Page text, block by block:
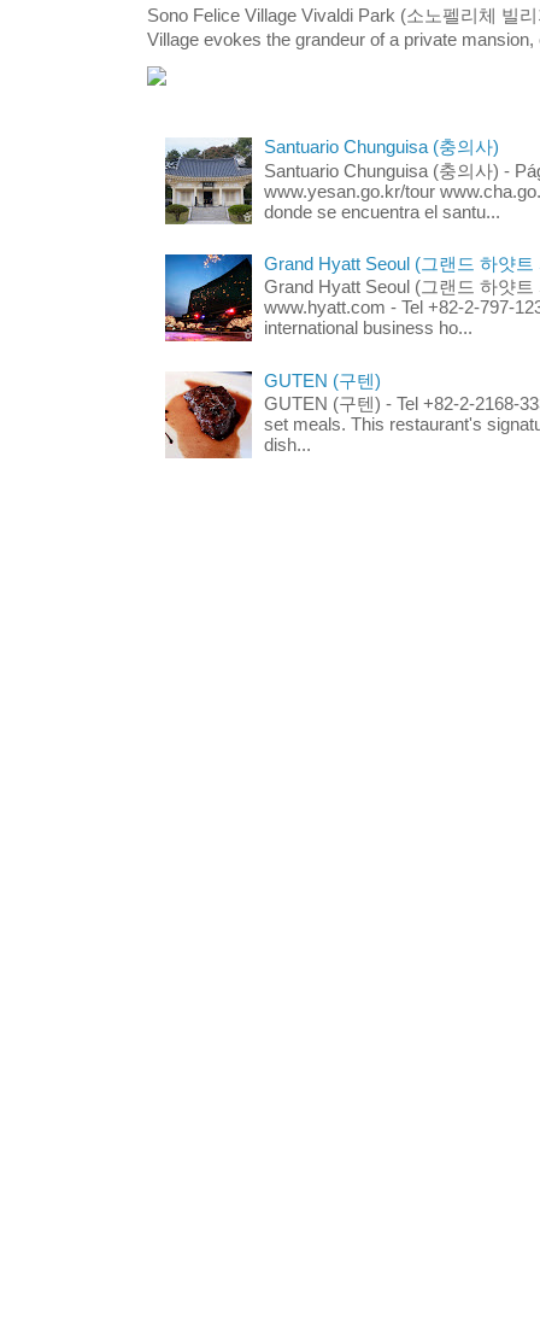
Sono Felice Village Vivaldi Park (소노펠리체 빌
Village evokes the grandeur of a private
Santuario Chunguisa (충의사)
Santuario Chunguisa (충의사) -
www.yesan.go.kr/tour
donde se encuentra el santu...
Grand Hyatt Seoul (그랜드 하얏트
Grand Hyatt Seoul (그랜드 하얏트
www.hyatt.com - Tel +82-2-797-
international business ho...
GUTEN (구텐)
GUTEN (구텐) - Tel +82-2-2168-
set meals. This restaurant's
dish...